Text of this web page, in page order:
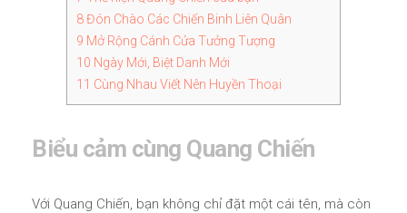
8Đón Chào Các Chiến Binh Liên Quân
9 Mở Rộng Cánh Cửa Tưởng Tượng
10 Ngày Mới, Biệt Danh Mới
11 Cùng Nhau Viết Nên Huyền Thoại
Biểu cảm cùng Quang Chiến
Với Quang Chiến, bạn không chỉ đặt một cái tên, mà còn